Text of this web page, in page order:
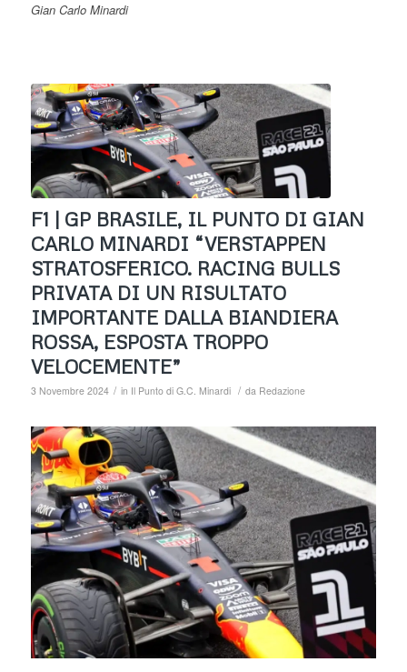
Gian Carlo Minardi
F1 | GP BRASILE, IL PUNTO DI GIAN
CARLO MINARDI “VERSTAPPEN
STRATOSFERICO. RACING BULLS
PRIVATA DI UN RISULTATO
IMPORTANTE DALLA BIANDIERA
ROSSA, ESPOSTA TROPPO
VELOCEMENTE”
3 Novembre 2024 / in Il Punto di G.C. Minardi / da Redazione